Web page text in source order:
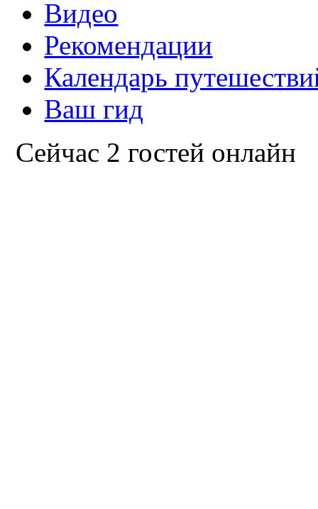
Видео
Рекомендации
Календарь
Ваш гид
Сейчас 2 гостей онлайн